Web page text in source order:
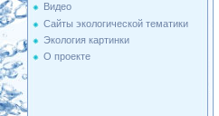
Видео
Сайты экологической тематики
Экология картинки
О проекте